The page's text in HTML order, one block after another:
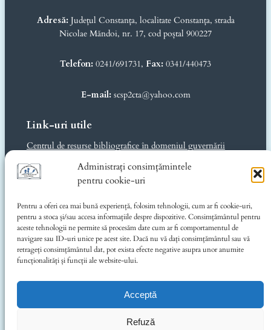
Administrați consimțămintele
pentru cookie-uri
Pentru a oferi cea mai bună experiență, folosim tehnologii, cum ar fi cookie-uri,
pentru a stoca și/sau accesa informațiile despre dispozitive. Consimțământul pentru
aceste tehnologii ne permite să procesăm date cum ar fi comportamentul de
navigare sau ID-uri unice pe acest site. Dacă nu vă dați consimțământul sau vă
retrageți consimțământul dat, pot exista efecte negative asupra unor anumite
funcționalități și funcții ale website-ului.
Acceptă
Refuză
Adresă:Județul Constanța, localitate Constanța, strada
Nicolae Măndoi, nr. 17, cod poștal 900227
Telefon: 0241/691731, Fax: 0341/440473
E-mail:scsp2cta@yahoo.com
Link-uri utile
Centrul de resurse bibliografice în domeniul guvernării
Ministerul Educației și Cercetării
Inspectoratul Școlar Județean Constanța
CJRAE Constanța
Music for Autism România
Informații legale
Politica de confidențialitate
Privacy Policy
Contact